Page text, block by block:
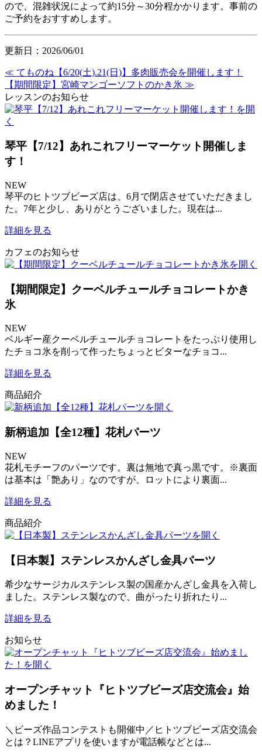
ので、混雑状況によって約15分～30分程かかります。事前の
ご予約をおすすめします。
更新日：2026/06/01
≪ てものね【6/20(土).21(日)】多肉販売会を開催します！
【期間限定】宮崎マンゴーソフトのかき氷 ≫
レッスンのお知らせ
琴平【7/12】あれこれフリーマーケット開催しま
す！
NEW
琴平のヒトツブビーズ店は、6月で閉店させていただきまし
た。7年と少し、ありがとうございました。現在は...
詳細を見る
カフェのお知らせ
【期間限定】クーベルチュールチョコレートかき
氷
NEW
ベルギー産クーベルチュールチョコレートをたっぷり使用し
たチョコ氷を削って作ったちょっとビターなチョコ...
詳細を見る
商品紹介
新柄追加【全12種】花札パーツ
NEW
花札モチーフのパーツです。裏は無地で真っ黒です。※裏面
は基本は「艶あり」なのですが、ロットにより裏面...
詳細を見る
商品紹介
【日本製】ステンレスかんざし金具パーツ
希少なサージカルステンレス製の国産かんざし金具を入荷し
ました。ステンレス製なので、曲がったり折れたり...
詳細を見る
お知らせ
オープンチャット『ヒトツブビーズ店交流会』始
めました！
＼ビーズ作品コンテストも開催中／ヒトツブビーズ店交流会
とは？LINEアプリを使いますが電話帳などとは...